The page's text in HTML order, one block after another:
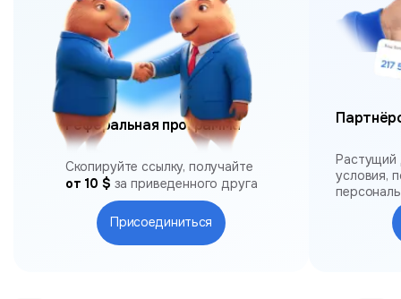
Реферальная программа
Скопируйте ссылку, получайте
от 10 $ за приведенного друга
Присоединиться
Растущий
условия,